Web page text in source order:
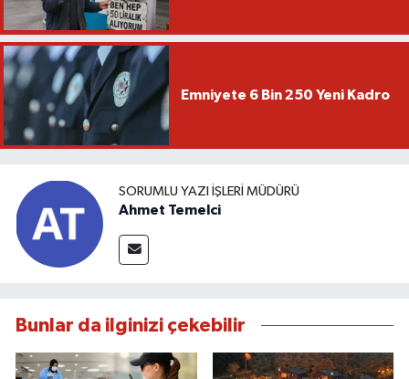
Emniyete 6 Bin 250 Yeni Kadro
SORUMLU YAZI İŞLERI MÜDÜRÜ
Ahmet Temelci
Bunlar da ilginizi çekebilir